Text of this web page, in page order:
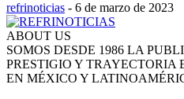
refrinoticias - 6 de marzo de 2023
ABOUT US
SOMOS DESDE 1986 LA
PRESTIGIO Y TRAYECTORIA
EN MÉXICO Y